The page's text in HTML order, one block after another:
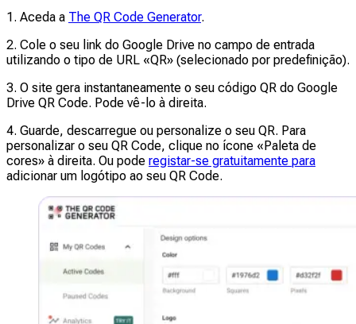
1. Aceda a The QR Code Generator.
2. Cole o seu link do Google Drive no campo de entrada
utilizando o tipo de URL «QR» (selecionado por predefinição).
3. O site gera instantaneamente o seu código QR do Google
Drive QR Code. Pode vê-lo à direita.
4. Guarde, descarregue ou personalize o seu QR. Para
personalizar o seu QR Code, clique no ícone «Paleta de
cores» à direita. Ou pode registar-se gratuitamente para
adicionar um logótipo ao seu QR Code.